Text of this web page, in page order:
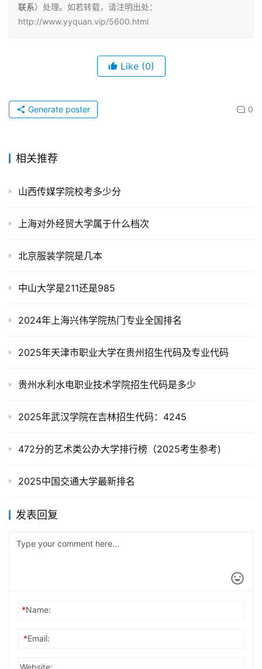
联系）处理。如若转载，请注明出处：
http://www.yyquan.vip/5600.html
Like (0)
0
Generate poster
相关推荐
山西传媒学院校考多少分
上海对外经贸大学属于什么档次
北京服装学院是几本
中山大学是211还是985
2024年上海兴伟学院热门专业全国排名
2025年天津市职业大学在贵州招生代码及专业代码
贵州水利水电职业技术学院招生代码是多少
2025年武汉学院在吉林招生代码：4245
472分的艺术类公办大学排行榜（2025考生参考)
2025中国交通大学最新排名
发表回复
*Name:
*Email:
Website: